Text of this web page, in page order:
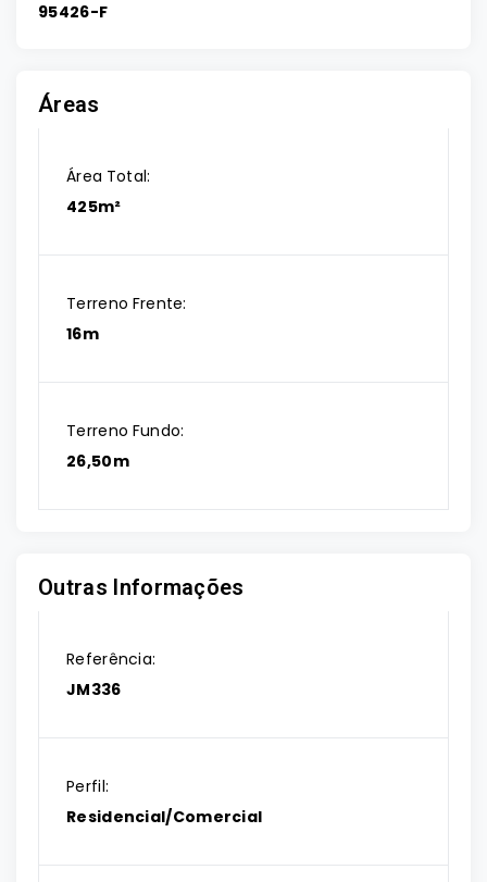
95426-F
Áreas
Área Total:
425m²
Terreno Frente:
16m
Terreno Fundo:
26,50m
Outras Informações
Referência:
JM336
Perfil:
Residencial/Comercial